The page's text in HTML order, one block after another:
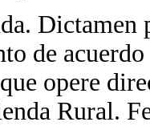
Dictamen
de
opere
Rural.